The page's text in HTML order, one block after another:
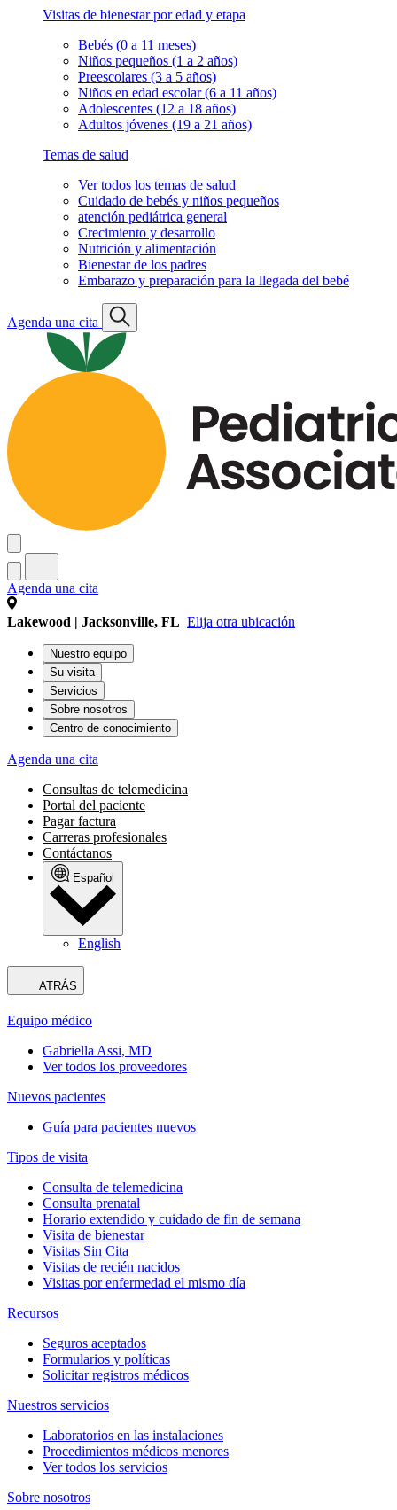
Visitas de bienestar por edad y etapa
Bebés (0 a 11 meses)
Niños pequeños (1 a 2 años)
Preescolares (3 a 5 años)
Niños en edad escolar (6 a 11 años)
Adolescentes (12 a 18 años)
Adultos jóvenes (19 a 21 años)
Temas de salud
Ver todos los temas de salud
Cuidado de bebés y niños pequeños
atención pediátrica general
Crecimiento y desarrollo
Nutrición y alimentación
Bienestar de los padres
Embarazo y preparación para la llegada del bebé
Agenda una cita
Agenda una cita
Lakewood | Jacksonville, FL Elija otra ubicación
Nuestro equipo
Su visita
Servicios
Sobre nosotros
Centro de conocimiento
Agenda una cita
Consultas de telemedicina
Portal del paciente
Pagar factura
Carreras profesionales
Contáctanos
Español
English
ATRÁS
Equipo médico
Gabriella Assi, MD
Ver todos los proveedores
Nuevos pacientes
Guía para pacientes nuevos
Tipos de visita
Consulta de telemedicina
Consulta prenatal
Horario extendido y cuidado de fin de semana
Visita de bienestar
Visitas Sin Cita
Visitas de recién nacidos
Visitas por enfermedad el mismo día
Recursos
Seguros aceptados
Formularios y políticas
Solicitar registros médicos
Nuestros servicios
Laboratorios en las instalaciones
Procedimientos médicos menores
Ver todos los servicios
Sobre nosotros